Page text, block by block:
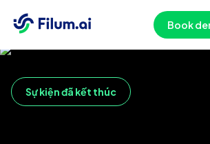
Book
Sự kiện đã kết thúc